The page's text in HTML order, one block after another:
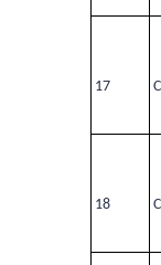
17
18